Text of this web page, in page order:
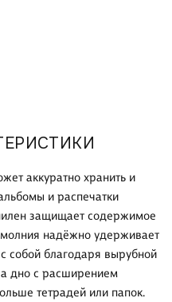
аккуратно хранить и
и распечатки
защищает содержимое
надёжно удерживает
собой благодаря вырубной
а дно с расширением
тетрадей или папок.